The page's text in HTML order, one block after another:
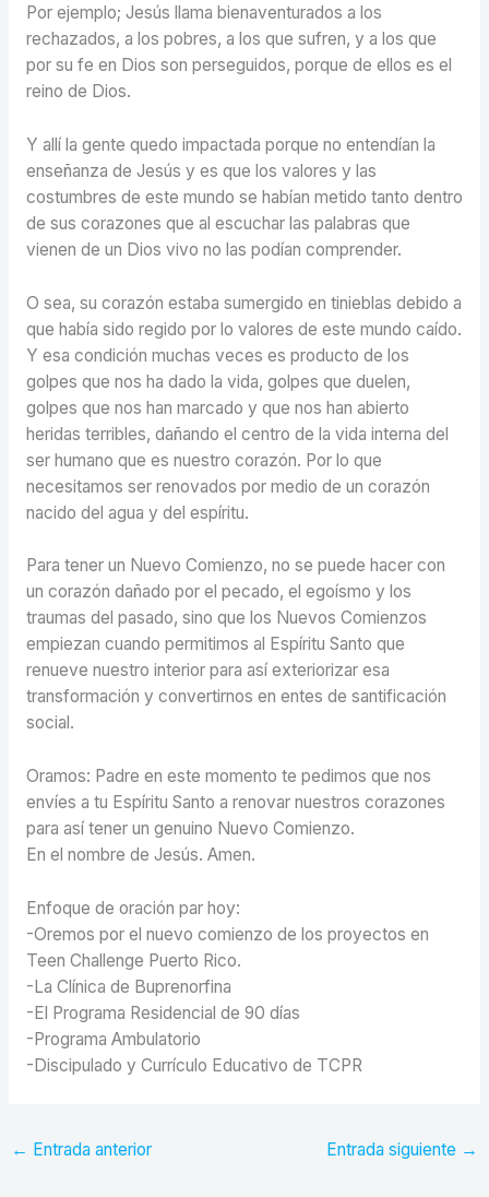
Por ejemplo; Jesús llama bienaventurados a los
rechazados, a los pobres, a los que sufren, y a los que
por su fe en Dios son perseguidos, porque de ellos es el
reino de Dios.
Y allí la gente quedo impactada porque no entendían la
enseñanza de Jesús y es que los valores y las
costumbres de este mundo se habían metido tanto dentro
de sus corazones que al escuchar las palabras que
vienen de un Dios vivo no las podían comprender.
O sea, su corazón estaba sumergido en tinieblas debido a
que había sido regido por lo valores de este mundo caído.
Y esa condición muchas veces es producto de los
golpes que nos ha dado la vida, golpes que duelen,
golpes que nos han marcado y que nos han abierto
heridas terribles, dañando el centro de la vida interna del
ser humano que es nuestro corazón. Por lo que
necesitamos ser renovados por medio de un corazón
nacido del agua y del espíritu.
Para tener un Nuevo Comienzo, no se puede hacer con
un corazón dañado por el pecado, el egoísmo y los
traumas del pasado, sino que los Nuevos Comienzos
empiezan cuando permitimos al Espíritu Santo que
renueve nuestro interior para así exteriorizar esa
transformación y convertirnos en entes de santificación
social.
Oramos: Padre en este momento te pedimos que nos
envíes a tu Espíritu Santo a renovar nuestros corazones
para así tener un genuino Nuevo Comienzo.
En el nombre de Jesús. Amen.
Enfoque de oración par hoy:
-Oremos por el nuevo comienzo de los proyectos en
Teen Challenge Puerto Rico.
-La Clínica de Buprenorfina
-El Programa Residencial de 90 días
-Programa Ambulatorio
-Discipulado y Currículo Educativo de TCPR
← Entrada anterior Entrada siguiente →